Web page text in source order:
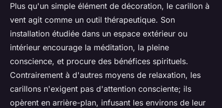
Plus qu'un simple élément de décoration, le carillon à
vent agit comme un outil thérapeutique. Son
installation étudiée dans un espace extérieur ou
intérieur encourage la méditation, la pleine
conscience, et procure des bénéfices spirituels.
Contrairement à d'autres moyens de relaxation, les
carillons n'exigent pas d'attention consciente; ils
opèrent en arrière-plan, infusant les environs de leur